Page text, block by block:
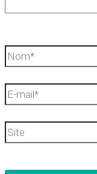
Nom*
E-
Site